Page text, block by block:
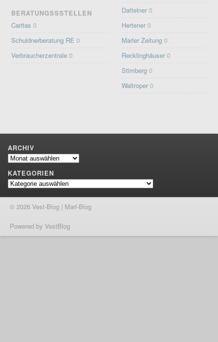
BERATUNGSSSTELLEN
Caritas 0
Schuldnerberatung RE 0
Verbraucherzentrale 0
Dattelner 0
Hertener 0
Marler Zeitung 0
Recklinghäuser 0
Stimberg 0
Waltroper 0
ARCHIV
Archiv
KATEGORIEN
Kategorien
© 2026 Vest-Blog | Marl-Blog
Powered by VestBlog